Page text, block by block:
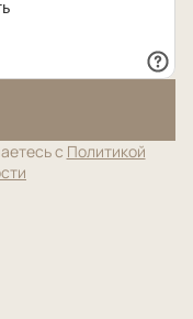
с Политикой